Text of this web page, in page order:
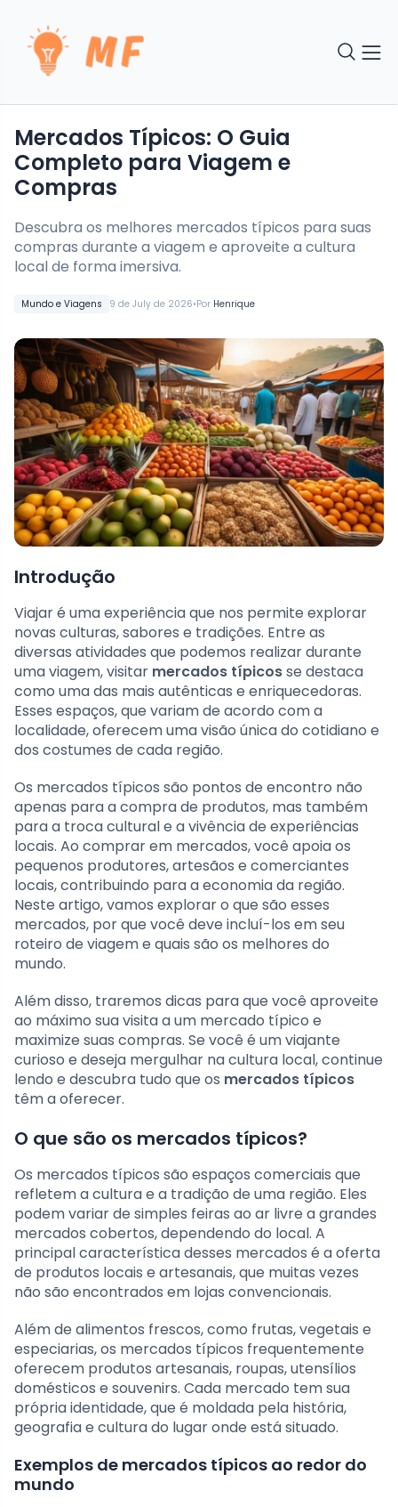
Mundo e Viagens 9 de July de 2026•Por Henrique
Mercados Típicos: O Guia
Completo para Viagem e
Compras
Descubra os melhores mercados típicos para suas
compras durante a viagem e aproveite a cultura
local de forma imersiva.
Introdução
Viajar é uma experiência que nos permite explorar
novas culturas, sabores e tradições. Entre as
diversas atividades que podemos realizar durante
uma viagem, visitar mercados típicosse destaca
como uma das mais autênticas e enriquecedoras.
Esses espaços, que variam de acordo com a
localidade, oferecem uma visão única do cotidiano e
dos costumes de cada região.
Os mercados típicos são pontos de encontro não
apenas para a compra de produtos, mas também
para a troca cultural e a vivência de experiências
locais. Ao comprar em mercados, você apoia os
pequenos produtores, artesãos e comerciantes
locais, contribuindo para a economia da região.
Neste artigo, vamos explorar o que são esses
mercados, por que você deve incluí-los em seu
roteiro de viagem e quais são os melhores do
mundo.
Além disso, traremos dicas para que você aproveite
ao máximo sua visita a um mercado típico e
maximize suas compras. Se você é um viajante
curioso e deseja mergulhar na cultura local, continue
lendo e descubra tudo que os mercados típicos
têm a oferecer.
O que são os mercados típicos?
Os mercados típicos são espaços comerciais que
refletem a cultura e a tradição de uma região. Eles
podem variar de simples feiras ao ar livre a grandes
mercados cobertos, dependendo do local. A
principal característica desses mercados é a oferta
de produtos locais e artesanais, que muitas vezes
não são encontrados em lojas convencionais.
Além de alimentos frescos, como frutas, vegetais e
especiarias, os mercados típicos frequentemente
oferecem produtos artesanais, roupas, utensílios
domésticos e souvenirs. Cada mercado tem sua
própria identidade, que é moldada pela história,
geografia e cultura do lugar onde está situado.
Exemplos de mercados típicos ao redor do
mundo